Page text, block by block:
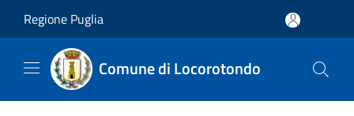
Regione Puglia
Comune di Locorotondo